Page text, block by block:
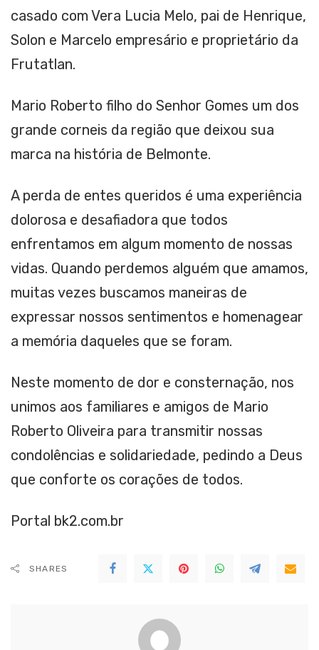
casado com Vera Lucia Melo, pai de Henrique,
Solon e Marcelo empresário e proprietário da
Frutatlan.
Mario Roberto filho do Senhor Gomes um dos
grande corneis da região que deixou sua
marca na história de Belmonte.
A perda de entes queridos é uma experiência
dolorosa e desafiadora que todos
enfrentamos em algum momento de nossas
vidas. Quando perdemos alguém que amamos,
muitas vezes buscamos maneiras de
expressar nossos sentimentos e homenagear
a memória daqueles que se foram.
Neste momento de dor e consternação, nos
unimos aos familiares e amigos de Mario
Roberto Oliveira para transmitir nossas
condolências e solidariedade, pedindo a Deus
que conforte os corações de todos.
Portal bk2.com.br
SHARES